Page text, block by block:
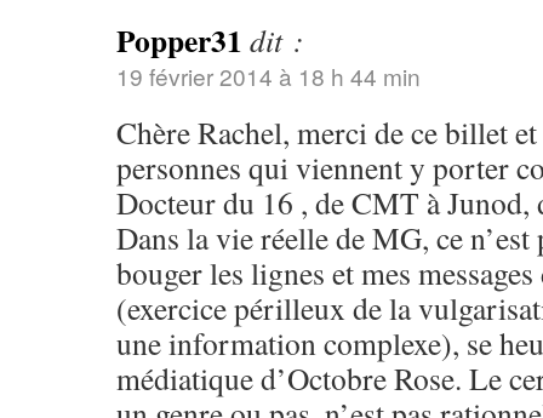
Popper31 dit :
19 février 2014 à 18 h 44 min
Chère Rachel, merci de ce billet
personnes qui viennent y porter
Docteur du 16 , de CMT à
Dans la vie réelle de MG, ce
bouger les lignes et mes
(exercice périlleux de la
une information complexe), se
médiatique d’Octobre Rose. Le